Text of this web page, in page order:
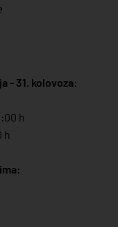
- 31. kolovoza:
h
h